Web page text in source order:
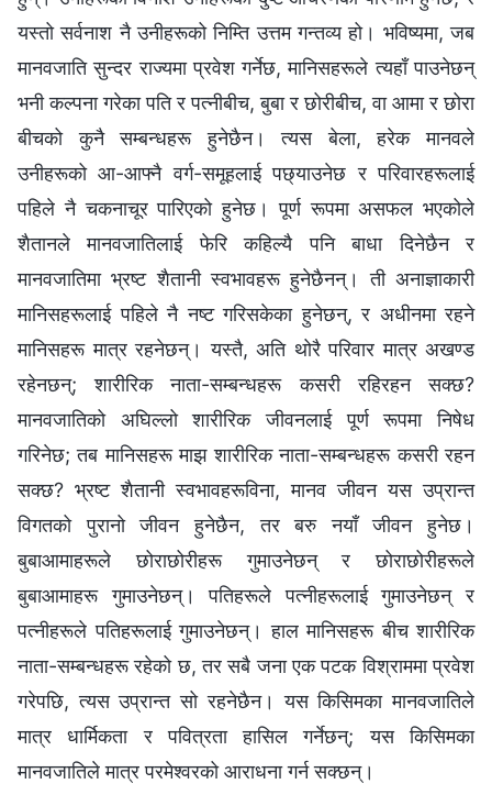
यस्तो सर्वनाश नै उनीहरूको निम्ति उत्तम गन्तव्य हो। भविष्यमा, जब
मानवजाति सुन्दर राज्यमा प्रवेश गर्नेछ, मानिसहरूले त्यहाँ पाउनेछन्
भनी कल्पना गरेका पति र पत्‍नीबीच, बुबा र छोरीबीच, वा आमा र छोरा
बीचको कुनै सम्बन्धहरू हुनेछैन। त्यस बेला, हरेक मानवले
उनीहरूको आ-आफ्नै वर्ग-समूहलाई पछ्याउनेछ र परिवारहरूलाई
पहिले नै चकनाचूर पारिएको हुनेछ। पूर्ण रूपमा असफल भएकोले
शैतानले मानवजातिलाई फेरि कहिल्यै पनि बाधा दिनेछैन र
मानवजातिमा भ्रष्ट शैतानी स्वभावहरू हुनेछैनन्। ती अनाज्ञाकारी
मानिसहरूलाई पहिले नै नष्ट गरिसकेका हुनेछन्, र अधीनमा रहने
मानिसहरू मात्र रहनेछन्। यस्तै, अति थोरै परिवार मात्र अखण्ड
रहेनछन्; शारीरिक नाता-सम्बन्धहरू कसरी रहिरहन सक्छ?
मानवजातिको अघिल्लो शारीरिक जीवनलाई पूर्ण रूपमा निषेध
गरिनेछ; तब मानिसहरू माझ शारीरिक नाता-सम्बन्धहरू कसरी रहन
सक्छ? भ्रष्ट शैतानी स्वभावहरूविना, मानव जीवन यस उप्रान्त
विगतको पुरानो जीवन हुनेछैन, तर बरु नयाँ जीवन हुनेछ।
बुबाआमाहरूले छोराछोरीहरू गुमाउनेछन् र छोराछोरीहरूले
बुबाआमाहरू गुमाउनेछन्। पतिहरूले पत्नीहरूलाई गुमाउनेछन् र
पत्‍नीहरूले पतिहरूलाई गुमाउनेछन्। हाल मानिसहरू बीच शारीरिक
नाता-सम्बन्धहरू रहेको छ, तर सबै जना एक पटक विश्राममा प्रवेश
गरेपछि, त्यस उप्रान्त सो रहनेछैन। यस किसिमका मानवजातिले
मात्र धार्मिकता र पवित्रता हासिल गर्नेछन्; यस किसिमका
मानवजातिले मात्र परमेश्‍वरको आराधना गर्न सक्छन्।